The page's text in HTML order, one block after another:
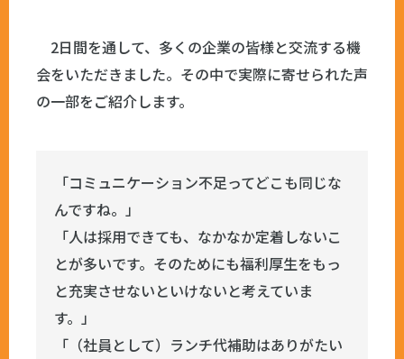
2日間を通して、多くの企業の皆様と交流する機
会をいただきました。その中で実際に寄せられた声
の一部をご紹介します。
「コミュニケーション不足ってどこも同じな
んですね。」
「人は採用できても、なかなか定着しないこ
とが多いです。そのためにも福利厚生をもっ
と充実させないといけないと考えていま
す。」
「（社員として）ランチ代補助はありがたい